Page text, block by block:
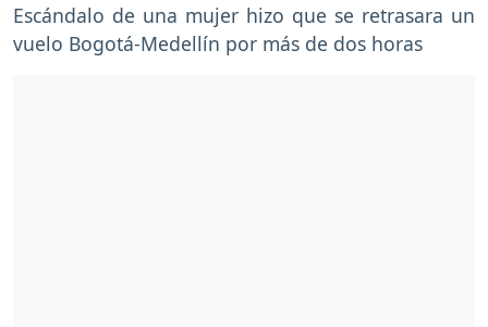
Escándalo de una mujer hizo que se retrasara un
vuelo Bogotá-Medellín por más de dos horas